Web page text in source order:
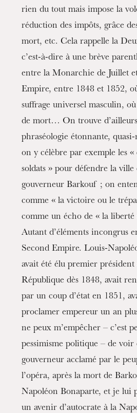
rien du tout mais impose la
réduction des impôts, grâce
mort, etc. Cela rappelle la
c’est-à-dire à une brève
entre la Monarchie de Juillet
Empire, entre 1848 et 1852,
suffrage universel masculin,
de mort… On trouve
phraséologie étonnante,
on y célèbre par exemple les «
soldats » pour défendre la
gouverneur Barkouf ; on
comme « la victoire ou le
comme un écho de « la liberté
Autant d’éléments incongrus
Second Empire. Louis-
avait été élu premier
République dès 1848, avait
par un coup d’état en 1851,
proclamer empereur un an
ne peux m’empêcher – c’est
pessimisme politique – de voir
gouverneur acclamé par le
l’opéra, après la mort de
Napoléon Bonaparte, et je lui
un avenir d’autocrate à la